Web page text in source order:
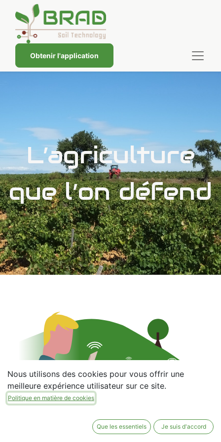
Obtenir l'application
L’agriculture
que l’on défend
Nous utilisons des cookies pour vous offrir une
meilleure expérience utilisateur sur ce site.
Politique en matière de cookies
Que les essentiels Je suis d'accord